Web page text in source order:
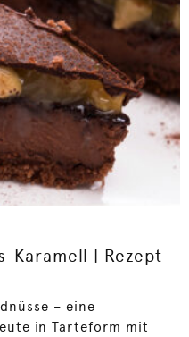
Karamell | Rezept
– eine
in Tarteform mit